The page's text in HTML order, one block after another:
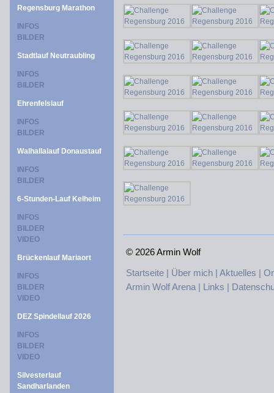
Regensburg Marathon
INFOS
BILDER
Stadtlauf Neutraubling
INFOS
BILDER
Ehrenfelslauf
INFOS
BILDER
Walhallalauf Donaustauf
INFOS
BILDER
6-Stunden-Lauf Kelheim
INFOS
BILDER
VIDEO
Brückenlauf Mariaort
INFOS
BILDER
VIDEO
DEZ Spindellauf 2026
INFOS
BILDER
VIDEO
Silvesterlauf
Sandharlanden
© 2026 Armin Wolf
Startseite | Über mich | Aktuelles |
Armin Wolf Arena | Links |